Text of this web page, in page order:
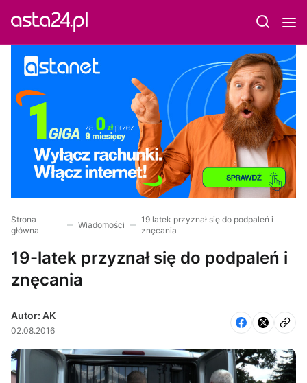
Strona
główna
Wiadomości
19 latek przyznał się do podpaleń i
znęcania
19-latek przyznał się do podpaleń i
znęcania
Autor: AK
02.08.2016